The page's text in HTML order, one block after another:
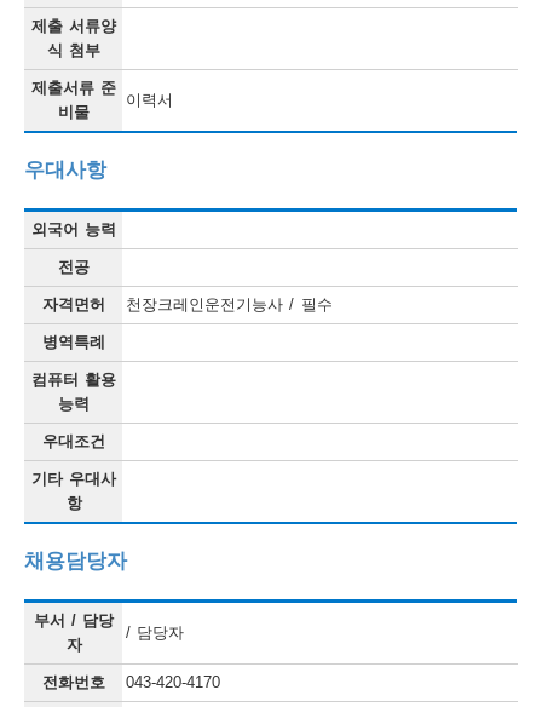
제출 서류양
식 첨부
제출서류 준
비물
이력서
우대사항
외국어 능력
전공
자격면허 천장크레인운전기능사 / 필수
병역특례
컴퓨터 활용
능력
우대조건
기타 우대사
항
채용담당자
부서 / 담당
자
/ 담당자
전화번호 043-420-4170